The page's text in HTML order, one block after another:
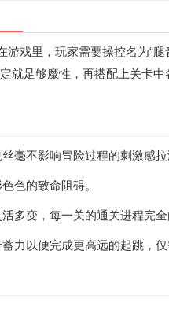
游戏里，玩家需要操控名为
就足够魔性，再搭配上关卡
毫不影响冒险过程的刺激感拉
色的致命阻碍。
多变，每一关的通关进程完全
力以便完成更高远的起跳，仅